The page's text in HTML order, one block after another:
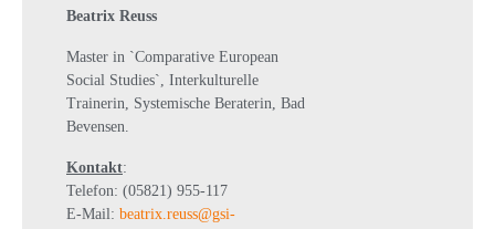
Beatrix Reuss
Master in `Comparative European
Social Studies`, Interkulturelle
Trainerin, Systemische Beraterin, Bad
Bevensen.
Kontakt:
Telefon: (05821) 955-117
E-Mail: beatrix.reuss@gsi-